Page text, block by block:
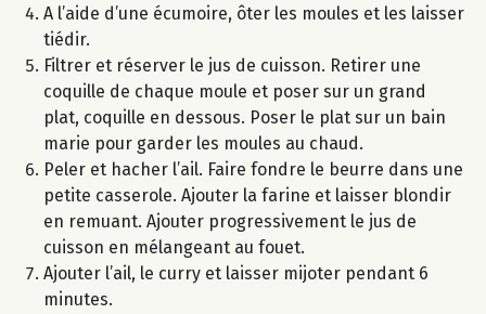
A l’aide d’une écumoire, ôter les moules et les laisser
tiédir.
Filtrer et réserver le jus de cuisson. Retirer une
coquille de chaque moule et poser sur un grand
plat, coquille en dessous. Poser le plat sur un bain
marie pour garder les moules au chaud.
Peler et hacher l’ail. Faire fondre le beurre dans une
petite casserole. Ajouter la farine et laisser blondir
en remuant. Ajouter progressivement le jus de
cuisson en mélangeant au fouet.
Ajouter l’ail, le curry et laisser mijoter pendant 6
minutes.